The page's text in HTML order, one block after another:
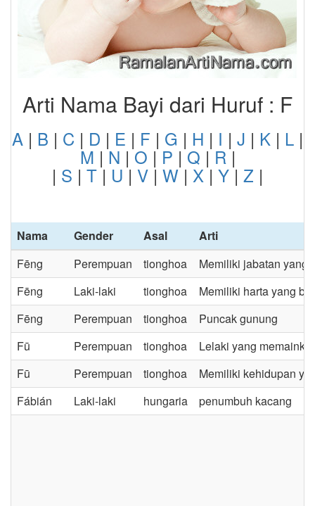
Arti Nama Bayi dari Huruf : F
A | B | C | D | E | F | G | H | I | J | K | L |
M |N |O | P |Q |R|
| S | T| U| V | W| X| Y| Z |
Nama Gender Asal
Arti
Fēng
Perempuan tionghoa
Memiliki jabatan yang
Fēng
Laki-laki tionghoa
Memiliki harta yang
Fēng
Perempuan tionghoa
Puncak gunung
Fū
Perempuan tionghoa
Lelaki yang
Fū
Perempuan tionghoa
Memiliki kehidupan
Fábián
Laki-laki hungaria penumbuh kacang